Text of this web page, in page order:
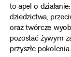
to apel o
dziedzictwa,
oraz twórcze
pozostać żywym
przyszłe pokolenia.